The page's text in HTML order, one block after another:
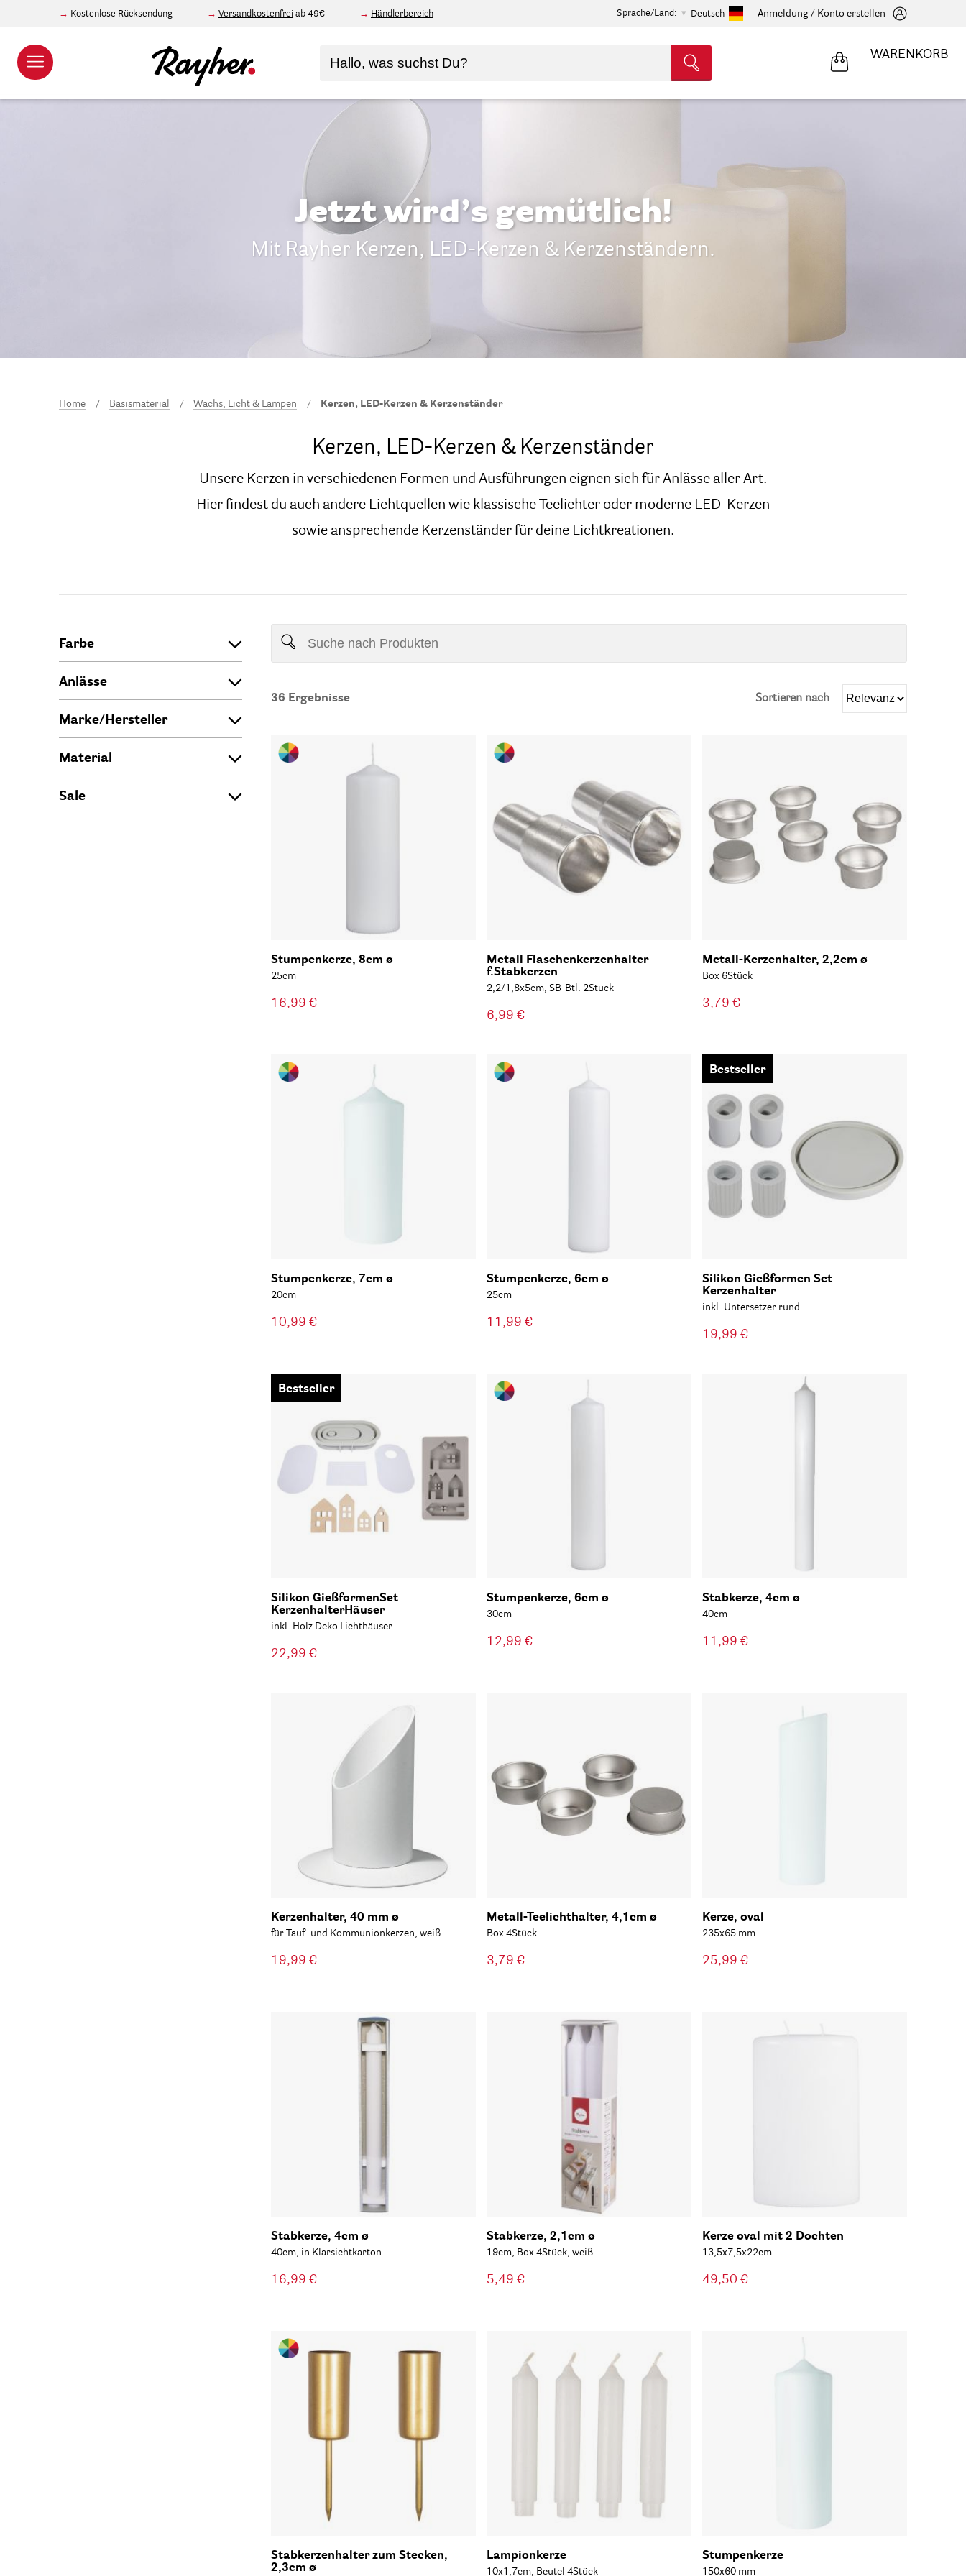
Kostenlose Rücksendung Versandkostenfrei ab 49€ Händlerbereich Sprache/Land: Deutsch Anmeldung / Konto erstellen
WARENKORB
Jetzt wird’s gemütlich!
Mit Rayher Kerzen, LED-Kerzen & Kerzenständern.
Home Basismaterial Wachs, Licht & Lampen Kerzen, LED-Kerzen & Kerzenständer
Kerzen, LED-Kerzen & Kerzenständer
Unsere Kerzen in verschiedenen Formen und Ausführungen eignen sich für Anlässe aller Art.
Hier findest du auch andere Lichtquellen wie klassische Teelichter oder moderne LED-Kerzen
sowie ansprechende Kerzenständer für deine Lichtkreationen.
Farbe
Anlässe
Marke/Hersteller
Material
Sale
36 Ergebnisse Sortieren nach
Stumpenkerze, 8cm ø
25cm
16,99 €
Metall Flaschenkerzenhalter
f.Stabkerzen
2,2/1,8x5cm, SB-Btl. 2Stück
6,99 €
Metall-Kerzenhalter, 2,2cm ø
Box 6Stück
3,79 €
Stumpenkerze, 7cm ø
20cm
10,99 €
Stumpenkerze, 6cm ø
25cm
11,99 €
Bestseller
Silikon Gießformen Set
Kerzenhalter
inkl. Untersetzer rund
19,99 €
Bestseller
Silikon GießformenSet
KerzenhalterHäuser
inkl. Holz Deko Lichthäuser
22,99 €
Stumpenkerze, 6cm ø
30cm
12,99 €
Stabkerze, 4cm ø
40cm
11,99 €
Kerzenhalter, 40 mm ø
für Tauf- und Kommunionkerzen, weiß
19,99 €
Metall-Teelichthalter, 4,1cm ø
Box 4Stück
3,79 €
Kerze, oval
235x65 mm
25,99 €
Stabkerze, 4cm ø
40cm, in Klarsichtkarton
16,99 €
Stabkerze, 2,1cm ø
19cm, Box 4Stück, weiß
5,49 €
Kerze oval mit 2 Dochten
13,5x7,5x22cm
49,50 €
Stabkerzenhalter zum Stecken,
2,3cm ø
Lampionkerze
10x1,7cm, Beutel 4Stück
Stumpenkerze
150x60 mm